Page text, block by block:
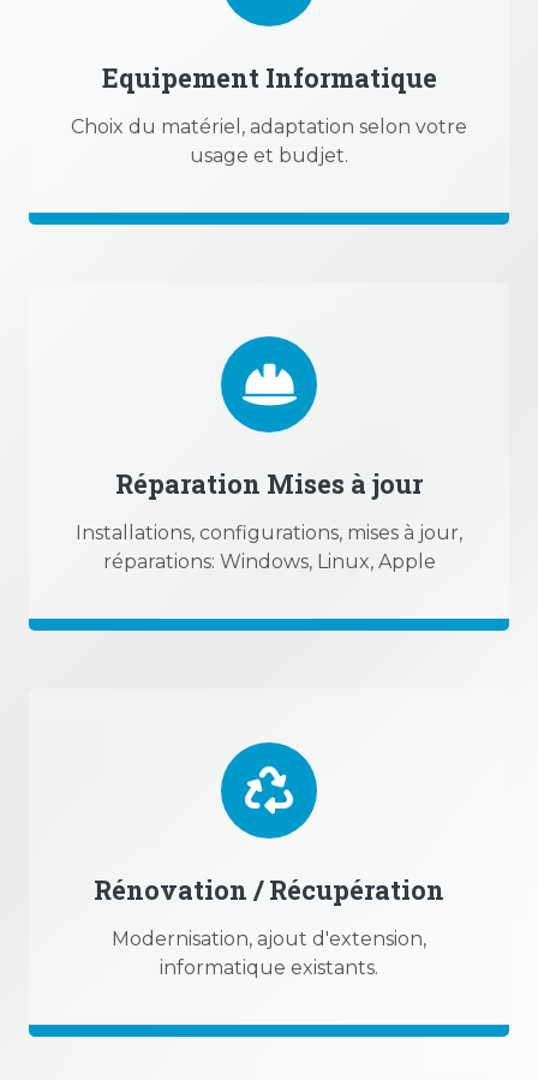
Equipement Informatique
Choix du matériel, adaptation selon votre
usage et budjet.
Réparation Mises à jour
Installations, configurations, mises à jour,
réparations: Windows, Linux, Apple
Rénovation / Récupération
Modernisation, ajout d'extension,
informatique existants.